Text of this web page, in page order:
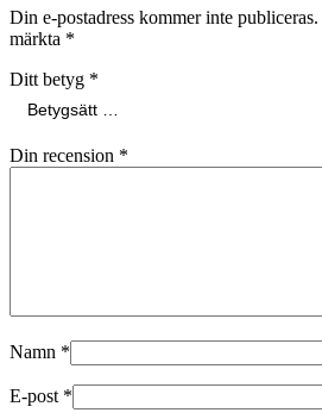
Din e-postadress kommer inte publiceras.
märkta *
Ditt betyg *
Din recension *
Namn *
E-post *